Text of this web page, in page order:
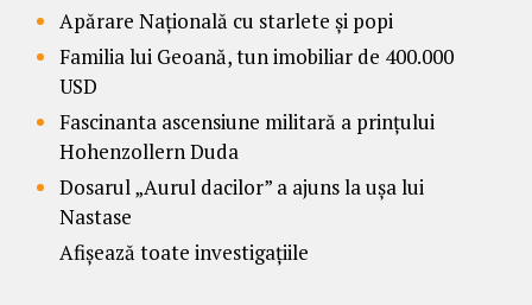
Apărare Națională cu starlete și popi
Familia lui Geoană, tun imobiliar de 400.000
USD
Fascinanta ascensiune militară a prințului
Hohenzollern Duda
Dosarul „Aurul dacilor” a ajuns la ușa lui
Nastase
Afișează toate investigațiile